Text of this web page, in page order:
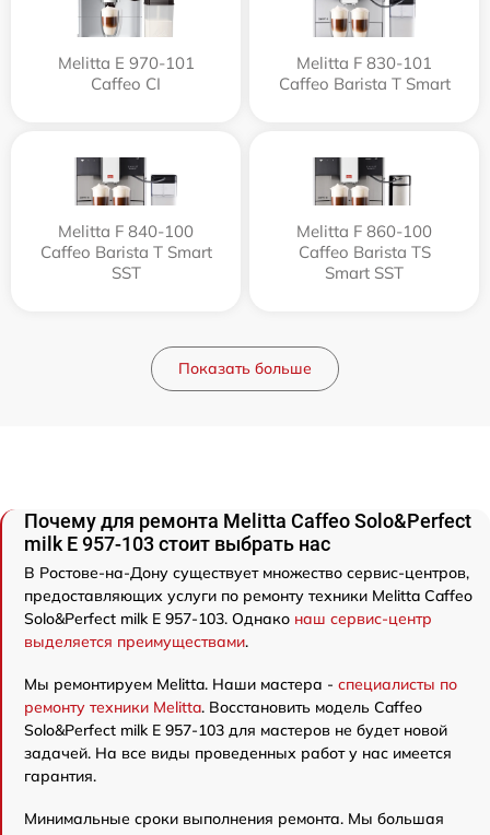
Melitta Е 970-101
Caffeo CI
Melitta F 830-101
Caffeo Barista T Smart
Melitta F 840-100
Caffeo Barista T Smart
SST
Melitta F 860-100
Caffeo Barista TS
Smart SST
Показать больше
Почему для ремонта Melitta Caffeo Solo&Perfect
milk E 957-103 стоит выбрать нас
В Ростове-на-Дону существует множество сервис-центров,
предоставляющих услуги по ремонту техники Melitta Caffeo
Solo&Perfect milk E 957-103. Однако наш сервис-центр
выделяется преимуществами.
Мы ремонтируем Melitta. Наши мастера - специалисты по
ремонту техники Melitta. Восстановить модель Caffeo
Solo&Perfect milk E 957-103 для мастеров не будет новой
задачей. На все виды проведенных работ у нас имеется
гарантия.
Минимальные сроки выполнения ремонта. Мы большая